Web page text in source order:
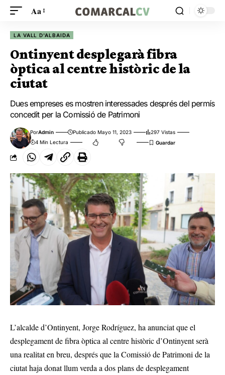
Aa
LA VALL D'ALBAIDA
Ontinyent desplegarà fibra
òptica al centre històric de la
ciutat
Dues empreses es mostren interessades després del permís
concedit per la Comissió de Patrimoni
PorAdmin Publicado Mayo 11, 2023
297 Vistas
4 Min Lectura
L’alcalde d’Ontinyent, Jorge Rodríguez, ha anunciat que el
desplegament de fibra òptica al centre històric d’Ontinyent serà
una realitat en breu, després que la Comissió de Patrimoni de la
ciutat haja donat llum verda a dos plans de desplegament